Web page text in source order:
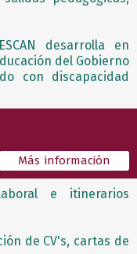
desarrolla en
del Gobierno
con discapacidad
Más información
e itinerarios
de CV's, cartas de